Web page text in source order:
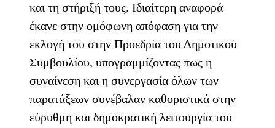
και τη στήριξή τους. Ιδιαίτερη αναφορά
έκανε στην ομόφωνη απόφαση για την
εκλογή του στην Προεδρία του Δημοτικού
Συμβουλίου, υπογραμμίζοντας πως η
συναίνεση και η συνεργασία όλων των
παρατάξεων συνέβαλαν καθοριστικά στην
εύρυθμη και δημοκρατική λειτουργία του